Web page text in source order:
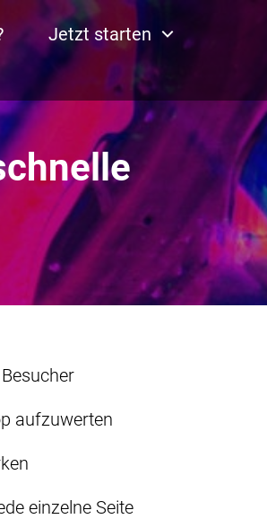
Jetzt starten
aufzuwerten
einzelne Seite